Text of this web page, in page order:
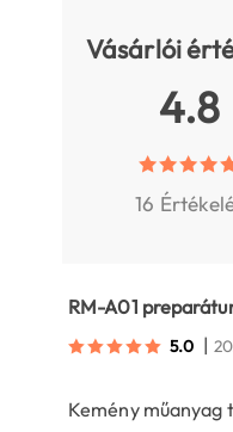
Vásárlói
4.8
16
RM-A01
5.0 |
Kemény műanyag